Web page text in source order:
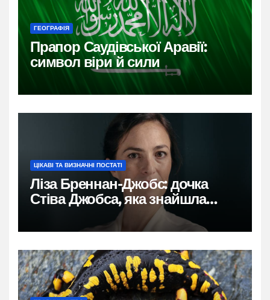
ГЕОГРАФІЯ
Прапор Саудівської Аравії:
символ віри й сили
ЦІКАВІ ТА ВИЗНАЧНІ ПОСТАТІ
Ліза Бреннан-Джобс: дочка
Стіва Джобса, яка знайшла
власний голос